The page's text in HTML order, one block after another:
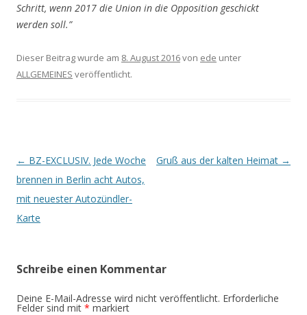
Schritt, wenn 2017 die Union in die Opposition geschickt
werden soll.”
Dieser Beitrag wurde am 8. August 2016von ede unter
ALLGEMEINES veröffentlicht.
Beitrags-
Navigation
← BZ-EXCLUSIV. Jede Woche
brennen in Berlin acht Autos,
mit neuester Autozündler-
Karte
Gruß aus der kalten Heimat →
Schreibe einen Kommentar
Deine E-Mail-Adresse wird nicht veröffentlicht. Erforderliche
Felder sind mit * markiert